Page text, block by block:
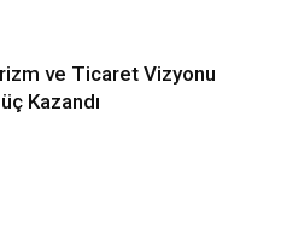
ve Ticaret Vizyonu
Kazandı